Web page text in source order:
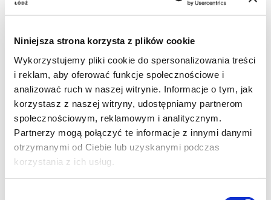
Niniejsza strona korzysta z plików cookie
Wykorzystujemy pliki cookie do spersonalizowania treści
i reklam, aby oferować funkcje społecznościowe i
analizować ruch w naszej witrynie. Informacje o tym, jak
korzystasz z naszej witryny, udostępniamy partnerom
społecznościowym, reklamowym i analitycznym.
Partnerzy mogą połączyć te informacje z innymi danymi
otrzymanymi od Ciebie lub uzyskanymi podczas
korzystania z ich usług.